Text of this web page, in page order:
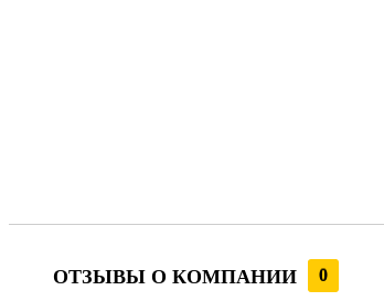
ОТЗЫВЫ О КОМПАНИИ 0